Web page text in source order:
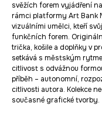
svěžích forem vyjádření
rámci platformy Art Bank
vizuálními umělci, kteří
funkčních forem.
trička, košile a doplňky v
setkává s městským
citlivost s odvážnou
příběh – autonomní,
citlivosti autora. Kolekce
současné grafické tvorby.